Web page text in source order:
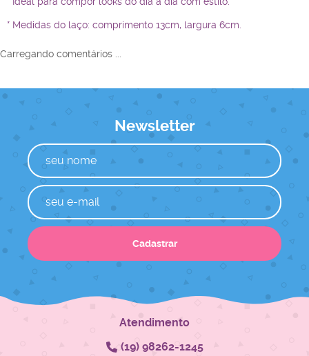
* Medidas do laço: comprimento 13cm, largura 6cm.
Carregando comentários ...
Newsletter
Cadastrar
Atendimento
(19)98262-1245